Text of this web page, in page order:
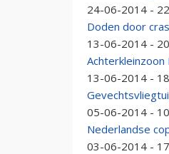
24-06-2014 -
Doden door
13-06-2014 -
Achterkleinzoon
13-06-2014 -
05-06-2014 -
Nederlandse
03-06-2014 -